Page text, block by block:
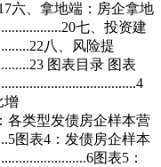
六、拿地端：房企拿地
七、投资建
八、风险提
图表目录 图表
增
各类型发债房企样本营
图表4：发债房企样本
图表5：